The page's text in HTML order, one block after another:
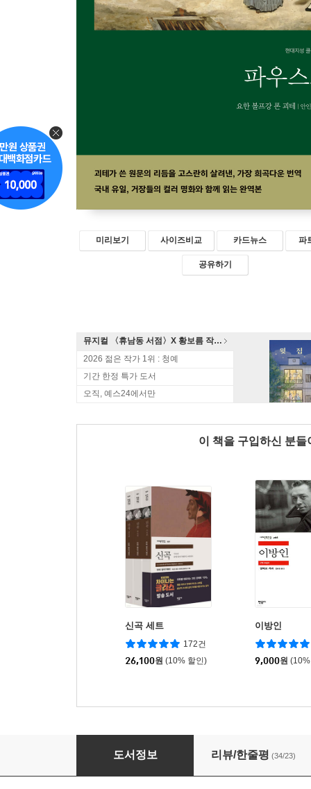
미리보기 사이즈비교 카드뉴스 파
공유하기
뮤지컬 〈휴남동 서점〉X 황보름 작가 북토크
2026 젊은 작가 1위 : 청예
기간 한정 특가 도서
오직, 예스24에서만
이 책을 구입하신 분
신곡 세트
172건
26,100원 (10% 할인)
이방인
9,000원
파우스트
도서정보 리뷰/한줄평 (34/23)